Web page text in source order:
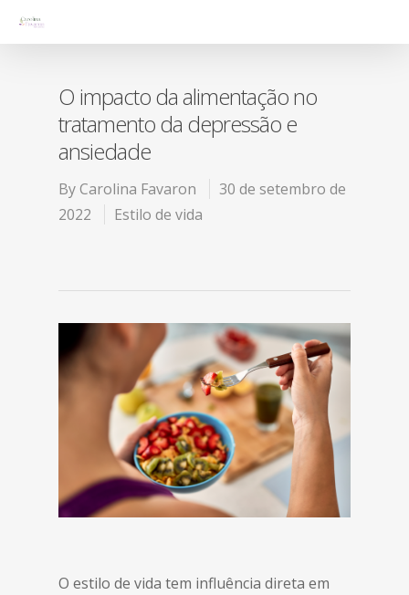
O impacto da alimentação no
tratamento da depressão e
ansiedade
ByCarolina Favaron
30 de setembro de
2022
Estilo de vida
O estilo de vida tem influência direta em